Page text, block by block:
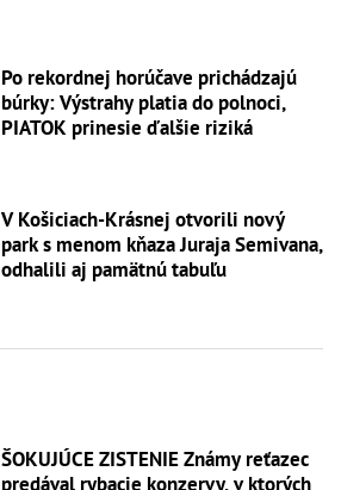
Po rekordnej horúčave prichádzajú
búrky: Výstrahy platia do polnoci,
PIATOK prinesie ďalšie riziká
V Košiciach-Krásnej otvorili nový
park s menom kňaza Juraja Semivana,
odhalili aj pamätnú tabuľu
ŠOKUJÚCE ZISTENIE Známy reťazec
predával rybacie konzervy, v ktorých